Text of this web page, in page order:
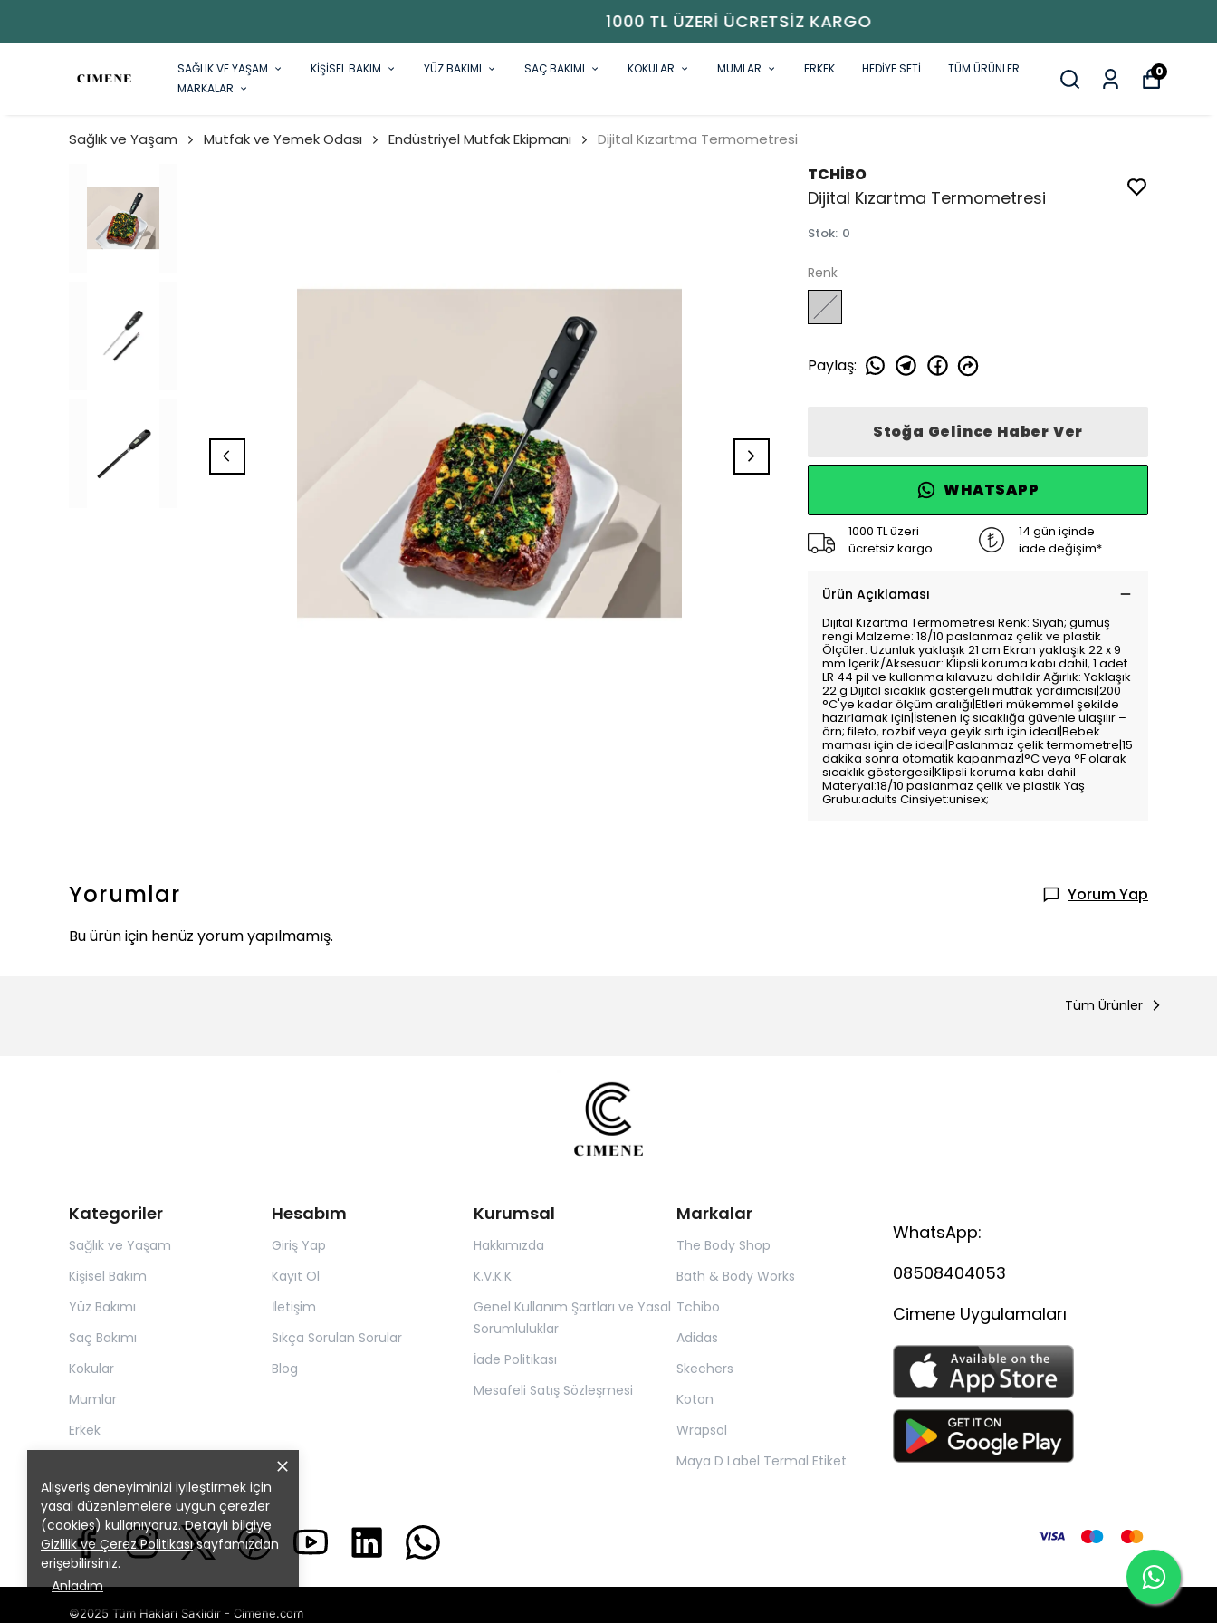
1000 TL ÜZERI ÜCRETSIZ KARGO
SAĞLIK VE YAŞAM KİŞİSEL BAKIM YÜZ BAKIMI SAÇ BAKIMI KOKULAR MUMLAR ERKEK HEDİYE SETİ
TÜM ÜRÜNLER
MARKALAR
0
Alışveriş deneyiminizi iyileştirmek için
yasal düzenlemelere uygun çerezler
(cookies) kullanıyoruz. Detaylı bilgiye
Gizlilik ve Çerez Politikası sayfamızdan
erişebilirsiniz.
Anladım
Sağlık ve Yaşam Mutfak ve Yemek Odası Endüstriyel Mutfak Ekipmanı Dijital Kızartma Termometresi
TCHİBO
Dijital Kızartma Termometresi
Stok: 0
Renk
Paylaş:
Stoğa Gelince Haber Ver
WHATSAPP
1000 TL üzeri
ücretsiz kargo
14 gün içinde
iade değişim*
Ürün Açıklaması
Dijital Kızartma Termometresi Renk: Siyah; gümüş
rengi Malzeme: 18/10 paslanmaz çelik ve plastik
Ölçüler: Uzunluk yaklaşık 21 cm Ekran yaklaşık 22 x 9
mm İçerik/Aksesuar: Klipsli koruma kabı dahil, 1 adet
LR 44 pil ve kullanma kılavuzu dahildir Ağırlık: Yaklaşık
22 g Dijital sıcaklık göstergeli mutfak yardımcısı|200
°C'ye kadar ölçüm aralığı|Etleri mükemmel şekilde
hazırlamak için|İstenen iç sıcaklığa güvenle ulaşılır –
örn; fileto, rozbif veya geyik sırtı için ideal|Bebek
maması için de ideal|Paslanmaz çelik termometre|15
dakika sonra otomatik kapanmaz|°C veya °F olarak
sıcaklık göstergesi|Klipsli koruma kabı dahil
Materyal:18/10 paslanmaz çelik ve plastik Yaş
Grubu:adults Cinsiyet:unisex;
Yorumlar
Yorum Yap
Bu ürün için henüz yorum yapılmamış.
Tüm Ürünler
Kategoriler
Sağlık ve Yaşam
Kişisel Bakım
Yüz Bakımı
Saç Bakımı
Kokular
Mumlar
Erkek
Hesabım
Giriş Yap
Kayıt Ol
İletişim
Sıkça Sorulan Sorular
Blog
Kurumsal
Hakkımızda
K.V.K.K
Genel Kullanım Şartları ve Yasal
Sorumluluklar
İade Politikası
Mesafeli Satış Sözleşmesi
Markalar
The Body Shop
Bath & Body Works
Tchibo
Adidas
Skechers
Koton
Wrapsol
Maya D Label Termal Etiket
WhatsApp:
08508404053
Cimene Uygulamaları
©2025 Tüm Hakları Saklıdır - Cimene.com